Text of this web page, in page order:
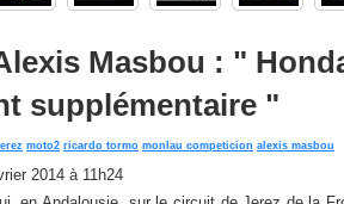
Masbou : "
supplémentaire "
moto2 ricardo tormo monlau competicion alexis masbou
2014 à 11h24